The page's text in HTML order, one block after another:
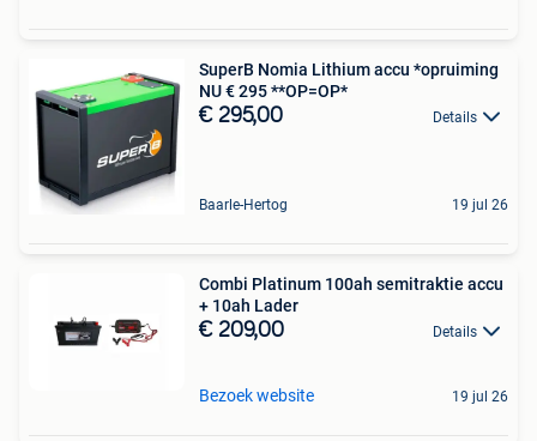
SuperB Nomia Lithium accu *opruiming
NU € 295 **OP=OP*
€ 295,00 Details
Baarle-Hertog 19 jul 26
Combi Platinum 100ah semitraktie accu
+ 10ah Lader
€ 209,00 Details
Bezoek website 19 jul 26